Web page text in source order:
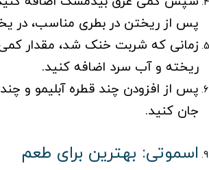
پس از ریختن در بطری مناسب، در
زمانی که شربت خنک شد، مقدار کمی
ریخته و آب سرد اضافه کنید.
پس از افزودن چند قطره آبلیمو و
جان کنید.
اسموتی: بهترین برای طعم